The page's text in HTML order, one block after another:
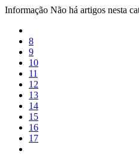
Informação Não há artigos nesta
8
9
10
11
12
13
14
15
16
17